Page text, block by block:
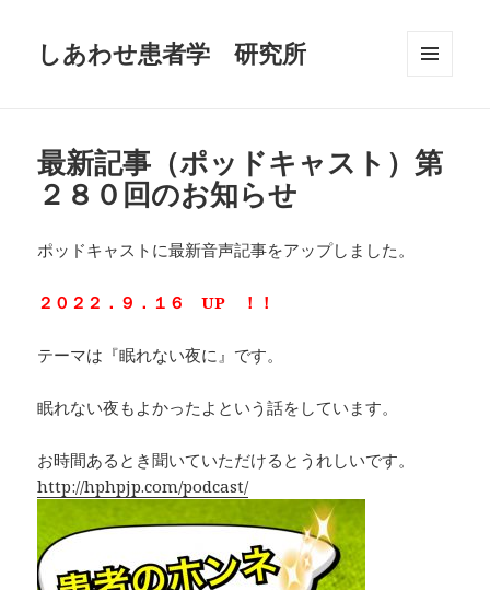
しあわせ患者学 研究所
ット
最新記事（ポッドキャスト）第
２８０回のお知らせ
ポッドキャストに最新音声記事をアップしました。
２０２２．９．１６ UP ！！
テーマは『眠れない夜に』です。
眠れない夜もよかったよという話をしています。
お時間あるとき聞いていただけるとうれしいです。
http://hphpjp.com/podcast/